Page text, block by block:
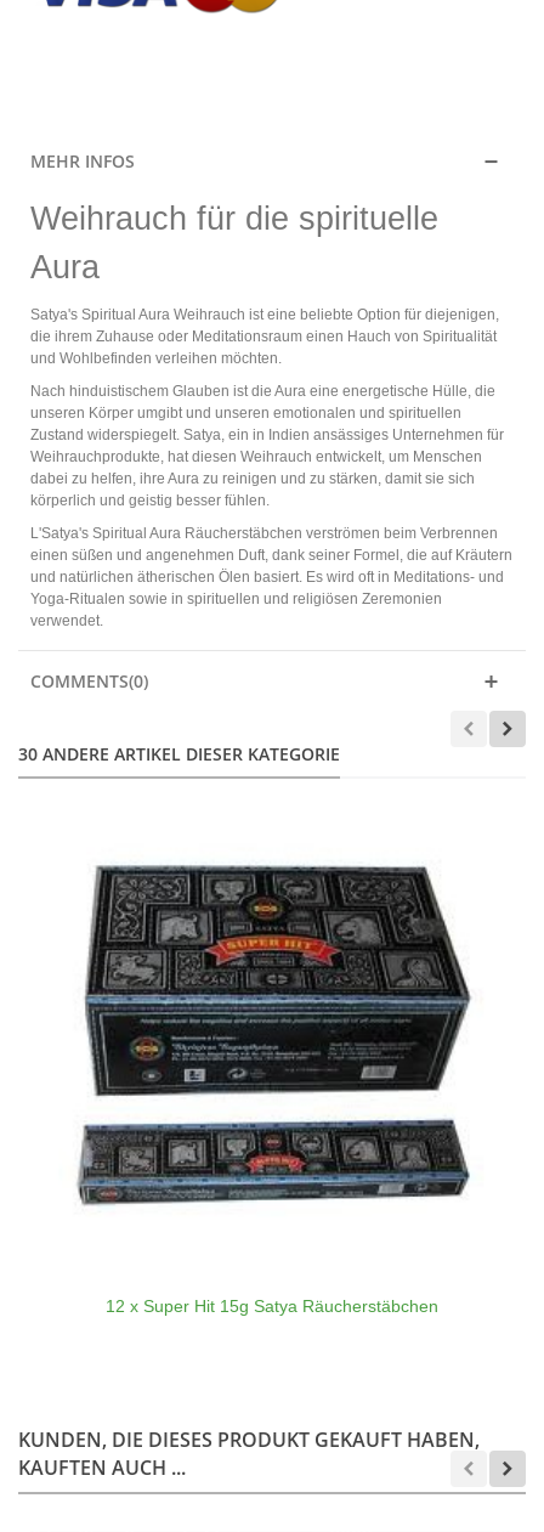
MEHR INFOS
Weihrauch für die spirituelle
Aura
Satya's Spiritual Aura Weihrauch ist eine beliebte Option für diejenigen,
die ihrem Zuhause oder Meditationsraum einen Hauch von Spiritualität
und Wohlbefinden verleihen möchten.
Nach hinduistischem Glauben ist die Aura eine energetische Hülle, die
unseren Körper umgibt und unseren emotionalen und spirituellen
Zustand widerspiegelt. Satya, ein in Indien ansässiges Unternehmen für
Weihrauchprodukte, hat diesen Weihrauch entwickelt, um Menschen
dabei zu helfen, ihre Aura zu reinigen und zu stärken, damit sie sich
körperlich und geistig besser fühlen.
L'Satya's Spiritual Aura Räucherstäbchen verströmen beim Verbrennen
einen süßen und angenehmen Duft, dank seiner Formel, die auf Kräutern
und natürlichen ätherischen Ölen basiert. Es wird oft in Meditations- und
Yoga-Ritualen sowie in spirituellen und religiösen Zeremonien
verwendet.
COMMENTS(0)
30 ANDERE ARTIKEL DIESER KATEGORIE
12 x Super Hit 15g Satya Räucherstäbchen
KUNDEN, DIE DIESES PRODUKT GEKAUFT HABEN,
KAUFTEN AUCH ...